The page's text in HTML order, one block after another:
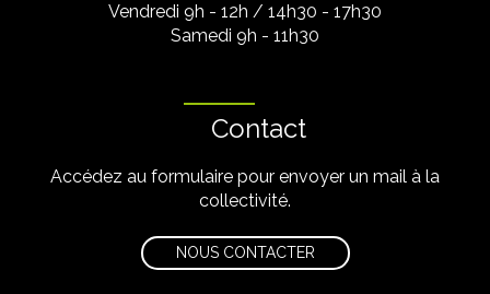
Vendredi 9h - 12h / 14h30 - 17h30
Samedi 9h - 11h30
Contact
Accédez au formulaire pour envoyer un mail à la
collectivité.
NOUS CONTACTER